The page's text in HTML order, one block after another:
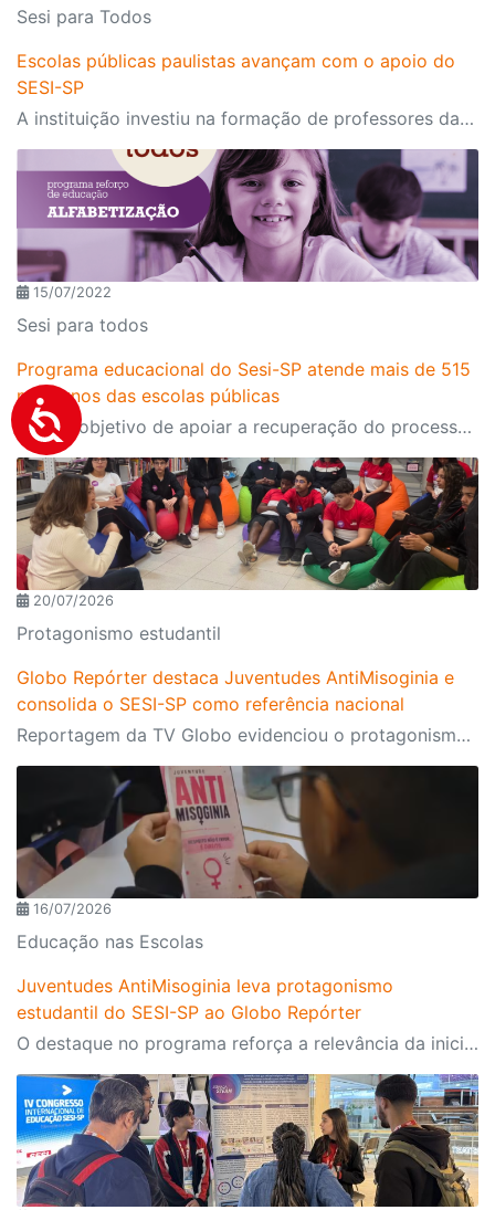
Sesi para Todos
Escolas públicas paulistas avançam com o apoio do
SESI-SP
A instituição investiu na formação de professores das redes municipais ao longo de um ano, impactando quase um milhão de estudantes em 63% dos municípios de São Paulo
15/07/2022
Sesi para todos
Programa educacional do Sesi-SP atende mais de 515
mil alunos das escolas públicas
Com o objetivo de apoiar a recuperação do processo de alfabetização e a ampliação de proficiência em Língua Portuguesa e Matemática, foram fechadas 479 parcerias com os municípios, para início de atuação já no próximo mês.
20/07/2026
Protagonismo estudantil
Globo Repórter destaca Juventudes AntiMisoginia e
consolida o SESI-SP como referência nacional
Reportagem da TV Globo evidenciou o protagonismo dos estudantes, o engajamento da comunidade escolar e a atuação do programa, presente nas 134 escolas da rede. A iniciativa também ganhou destaque em outros importantes veículos de imprensa ao longo do primeiro semestre
16/07/2026
Educação nas Escolas
Juventudes AntiMisoginia leva protagonismo
estudantil do SESI-SP ao Globo Repórter
O destaque no programa reforça a relevância da iniciativa e mostra como a educação pode contribuir para enfrentar desafios contemporâneos